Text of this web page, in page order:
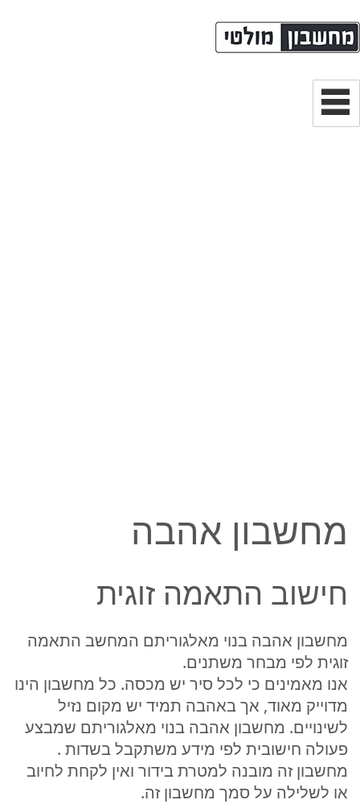
מחשבון אהבה
חישוב התאמה זוגית
מחשבון אהבה בנוי מאלגוריתם המחשב התאמה
זוגית לפי מבחר משתנים.
אנו מאמינים כי לכל סיר יש מכסה. כל מחשבון הינו
מדוייק מאוד, אך באהבה תמיד יש מקום נזיל
לשינויים. מחשבון אהבה בנוי מאלגוריתם שמבצע
פעולה חישובית לפי מידע משתקבל בשדות .
מחשבון זה מובנה למטרת בידור ואין לקחת לחיוב
או לשלילה על סמך מחשבון זה.